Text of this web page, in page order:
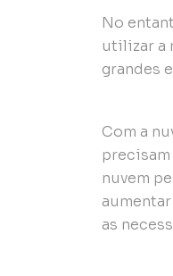
No
utilizar a
grandes
Com a
nuvem
as